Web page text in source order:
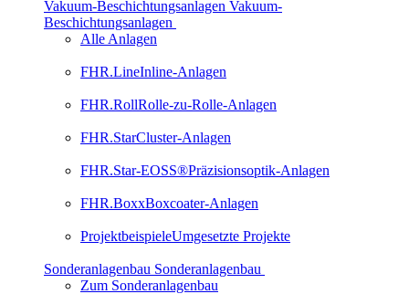
Vakuum-Beschichtungsanlagen Vakuum-
Beschichtungsanlagen
Alle Anlagen
FHR.LineInline-Anlagen
FHR.RollRolle-zu-Rolle-Anlagen
FHR.StarCluster-Anlagen
FHR.Star-EOSS®Präzisionsoptik-Anlagen
FHR.BoxxBoxcoater-Anlagen
ProjektbeispieleUmgesetzte Projekte
Sonderanlagenbau Sonderanlagenbau
Zum Sonderanlagenbau